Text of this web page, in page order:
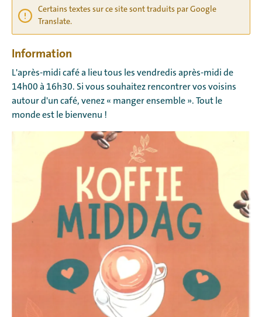
Certains textes sur ce site sont traduits par Google
Translate.
Information
L'après-midi café a lieu tous les vendredis après-midi de
14h00 à 16h30. Si vous souhaitez rencontrer vos voisins
autour d'un café, venez « manger ensemble ». Tout le
monde est le bienvenu !